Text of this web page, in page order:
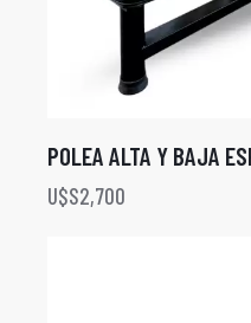
POLEA ALTA Y BAJA
U$S2,700